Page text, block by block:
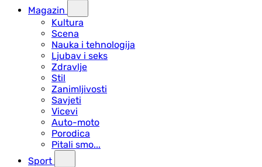
Magazin
Kultura
Scena
Nauka i tehnologija
Ljubav i seks
Zdravlje
Stil
Zanimljivosti
Savjeti
Vicevi
Auto-moto
Porodica
Pitali smo...
Sport